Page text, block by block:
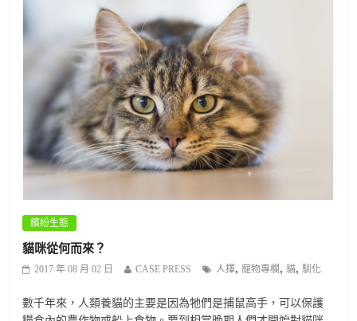
繽紛生態
貓咪從何而來？
2017 年 08 月 02 日 CASE PRESS 人擇,寵物專欄 , 貓,馴化
數千年來，人類養貓的主要是因為牠們是捕鼠高手，可以保護